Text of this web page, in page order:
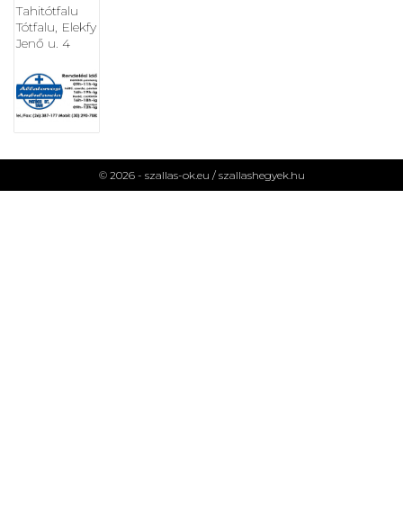
Tahitótfalu
Tótfalu, Elekfy
Jenő u. 4
© 2026 - szallas-ok.eu / szallashegyek.hu